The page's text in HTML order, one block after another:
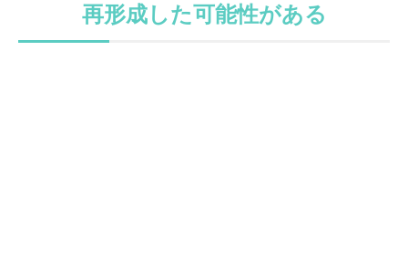
再形成した可能性がある